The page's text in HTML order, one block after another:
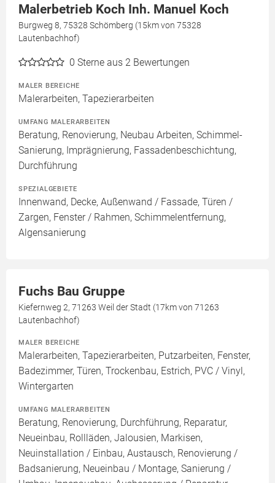
Malerbetrieb Koch Inh. Manuel Koch
Burgweg 8, 75328 Schömberg (15km von 75328
Lautenbachhof)
0 Sterne aus 2 Bewertungen
MALER BEREICHE
Malerarbeiten, Tapezierarbeiten
UMFANG MALERARBEITEN
Beratung, Renovierung, Neubau Arbeiten, Schimmel-
Sanierung, Imprägnierung, Fassadenbeschichtung,
Durchführung
SPEZIALGEBIETE
Innenwand, Decke, Außenwand / Fassade, Türen /
Zargen, Fenster / Rahmen, Schimmelentfernung,
Algensanierung
Fuchs Bau Gruppe
Kiefernweg 2, 71263 Weil der Stadt (17km von 71263
Lautenbachhof)
MALER BEREICHE
Malerarbeiten, Tapezierarbeiten, Putzarbeiten, Fenster,
Badezimmer, Türen, Trockenbau, Estrich, PVC / Vinyl,
Wintergarten
UMFANG MALERARBEITEN
Beratung, Renovierung, Durchführung, Reparatur,
Neueinbau, Rollläden, Jalousien, Markisen,
Neuinstallation / Einbau, Austausch, Renovierung /
Badsanierung, Neueinbau / Montage, Sanierung /